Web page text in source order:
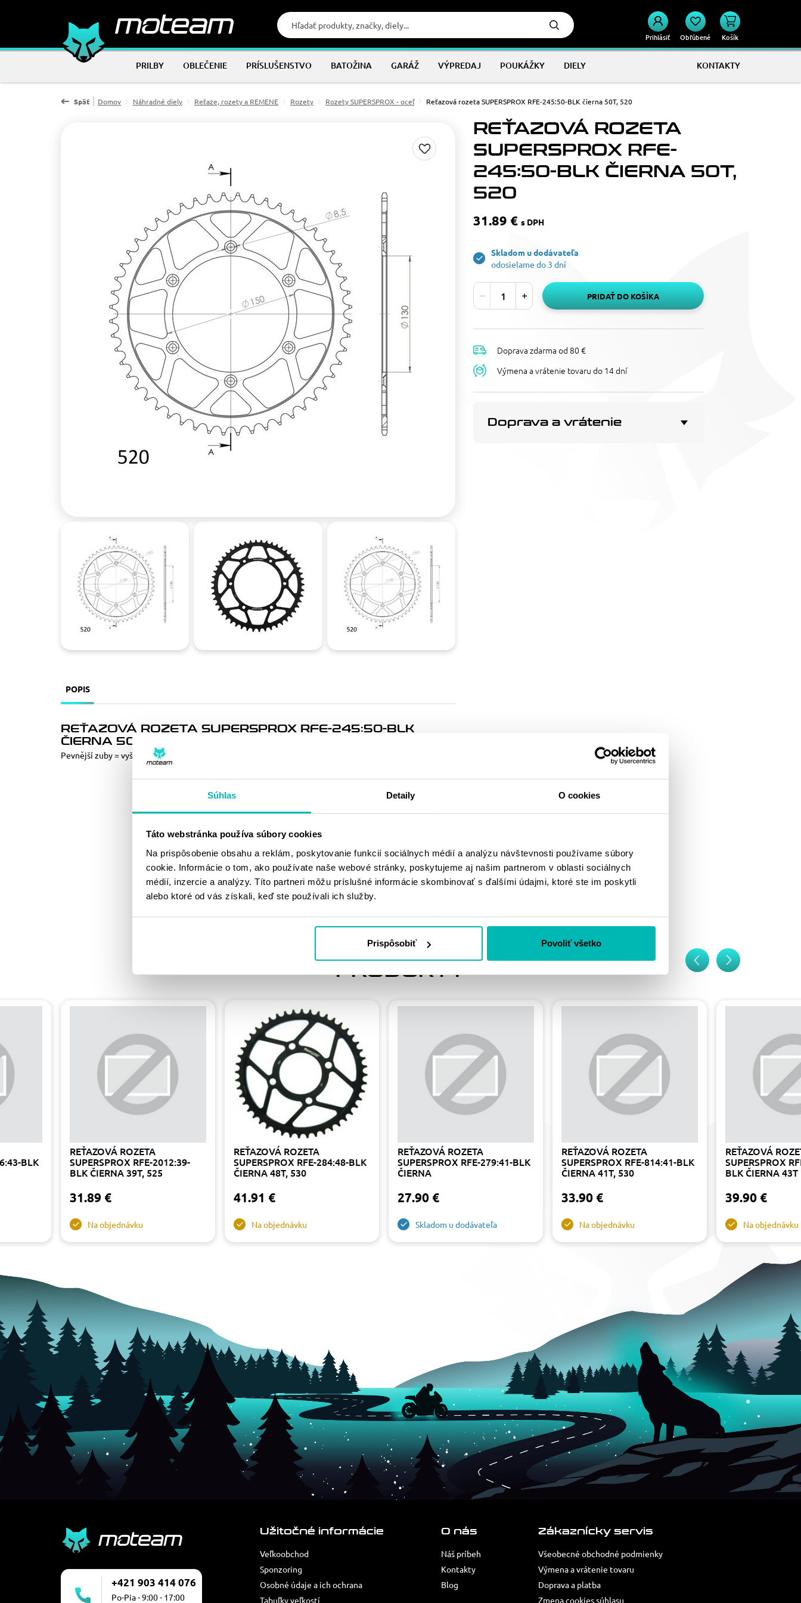
Súhlas Detaily O cookies
Táto webstránka používa súbory cookies
Na prispôsobenie obsahu a reklám, poskytovanie funkcií sociálnych médií a analýzu návštevnosti používame súbory
cookie. Informácie o tom, ako používate naše webové stránky, poskytujeme aj našim partnerom v oblasti sociálnych
médií, inzercie a analýzy. Títo partneri môžu príslušné informácie skombinovať s ďalšími údajmi, ktoré ste im poskytli
alebo ktoré od vás získali, keď ste používali ich služby.
Prispôsobiť Povoliť všetko
Prihlásiť Obľúbené Košík
PRILBY OBLEČENIE PRÍSLUŠENSTVO BATOŽINA GARÁŽ VÝPREDAJ POUKÁŽKY DIELY KONTAKTY
Späť Domov Náhradné diely Reťaze, rozety a REMENE Rozety Rozety SUPERSPROX - oceľ Reťazová rozeta SUPERSPROX RFE-245:50-BLK čierna 50T, 520
REŤAZOVÁ ROZETA
SUPERSPROX RFE-
245:50-BLK ČIERNA 50T,
520
31.89 € s DPH
Skladom u dodávateľa
odosielame do 3 dní
PRIDAŤ DO KOŠÍKA
Doprava zdarma od 80 €
Výmena a vrátenie tovaru do 14 dní
Doprava a vrátenie
POPIS
REŤAZOVÁ ROZETA SUPERSPROX RFE-245:50-BLK
ČIERNA 50T, 520
Pevnější zuby = vyšší životnost řetězové sady až o 10%. Rozeta 50z, řetěz 520.
MOHLO BY SA
PODOBNÉ
PRODUKTY
BLK
REŤAZOVÁ ROZETA
SUPERSPROX RFE-2012:39-
BLK ČIERNA 39T, 525
31.89 €
Na objednávku
REŤAZOVÁ ROZETA
SUPERSPROX RFE-284:48-BLK
ČIERNA 48T, 530
41.91 €
Na objednávku
REŤAZOVÁ ROZETA
SUPERSPROX RFE-279:41-BLK
ČIERNA
27.90 €
Skladom u dodávateľa
REŤAZOVÁ ROZETA
SUPERSPROX RFE-814:41-BLK
ČIERNA 41T, 530
33.90 €
Na objednávku
REŤAZOVÁ
SUPERSPROX
BLK ČIERNA 43T
39.90 €
Na objednávku
+421 903 414 076
Po-Pia - 9:00 - 17:00
Užitočné informácie
Veľkoobchod
Sponzoring
Osobné údaje a ich ochrana
Tabuľky veľkostí
O nás
Náš príbeh
Kontakty
Blog
Zákaznícky servis
Všeobecné obchodné podmienky
Výmena a vrátenie tovaru
Doprava a platba
Zmena cookies súhlasu